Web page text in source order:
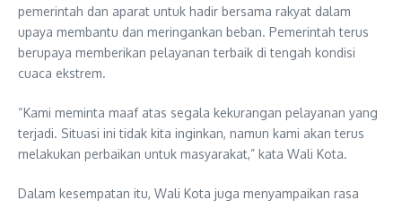
pemerintah dan aparat untuk hadir bersama rakyat dalam
upaya membantu dan meringankan beban. Pemerintah terus
berupaya memberikan pelayanan terbaik di tengah kondisi
cuaca ekstrem.
“Kami meminta maaf atas segala kekurangan pelayanan yang
terjadi. Situasi ini tidak kita inginkan, namun kami akan terus
melakukan perbaikan untuk masyarakat,” kata Wali Kota.
Dalam kesempatan itu, Wali Kota juga menyampaikan rasa